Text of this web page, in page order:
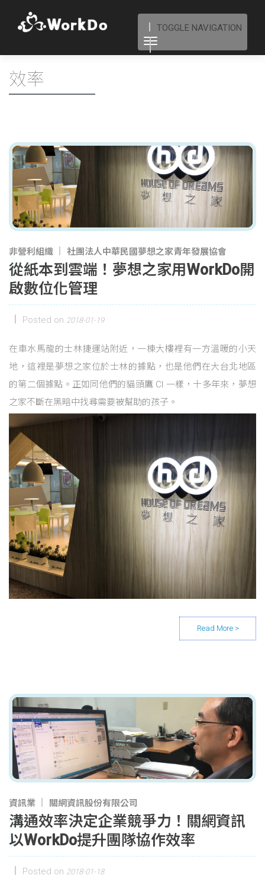
TOGGLE NAVIGATION
效率
非營利組織 社團法人中華民國夢想之家青年發展協會
從紙本到雲端！夢想之家用WorkDo開
啟數位化管理
Posted on 2018-01-19
在車水馬龍的士林捷運站附近，一棟大樓裡有一方溫暖的小天
地，這裡是夢想之家位於士林的據點，也是他們在大台北地區
的第二個據點。正如同他們的貓頭鷹 CI 一樣，十多年來，夢想
之家不斷在黑暗中找尋需要被幫助的孩子。
資訊業 關網資訊股份有限公司
溝通效率決定企業競爭力！關網資訊
以WorkDo提升團隊協作效率
Posted on 2018-01-18